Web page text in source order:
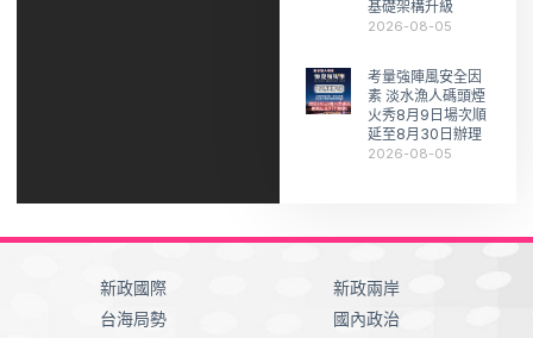
基礎架構升級
2026-08-05
考量強陣風安全因
素 淡水漁人碼頭煙
火秀8月9日場次順
延至8月30日辦理
2026-08-05
新政國際
台海局勢
新政兩岸
國內政治